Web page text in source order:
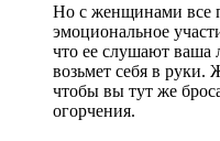
Но с женщинами все
эмоциональное
что ее слушают ваша
возьмет себя в руки.
чтобы вы тут же
огорчения.